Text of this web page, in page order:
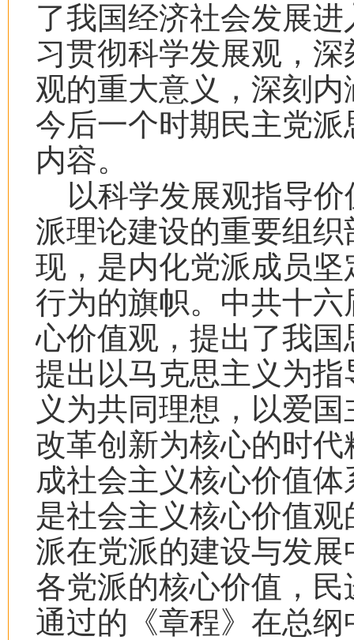
了我国经济社会发展
习贯彻科学发展观，
观的重大意义，深刻
今后一个时期民主党
内容。
以科学发展观指导
派理论建设的重要组
现，是内化党派成员
行为的旗帜。中共十
心价值观，提出了我
提出以马克思主义为
义为共同理想，以爱
改革创新为核心的时
成社会主义核心价值
是社会主义核心价值
派在党派的建设与发
各党派的核心价值，
通过的《章程》在总